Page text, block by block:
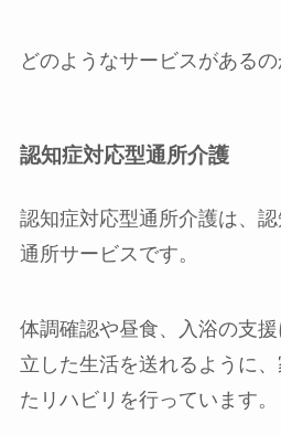
どのようなサービスがあるの
認知症対応型通所介護
認知症対応型通所介護は、
通所サービスです。
体調確認や昼食、入浴の支
立した生活を送れるように
たリハビリを行っています。